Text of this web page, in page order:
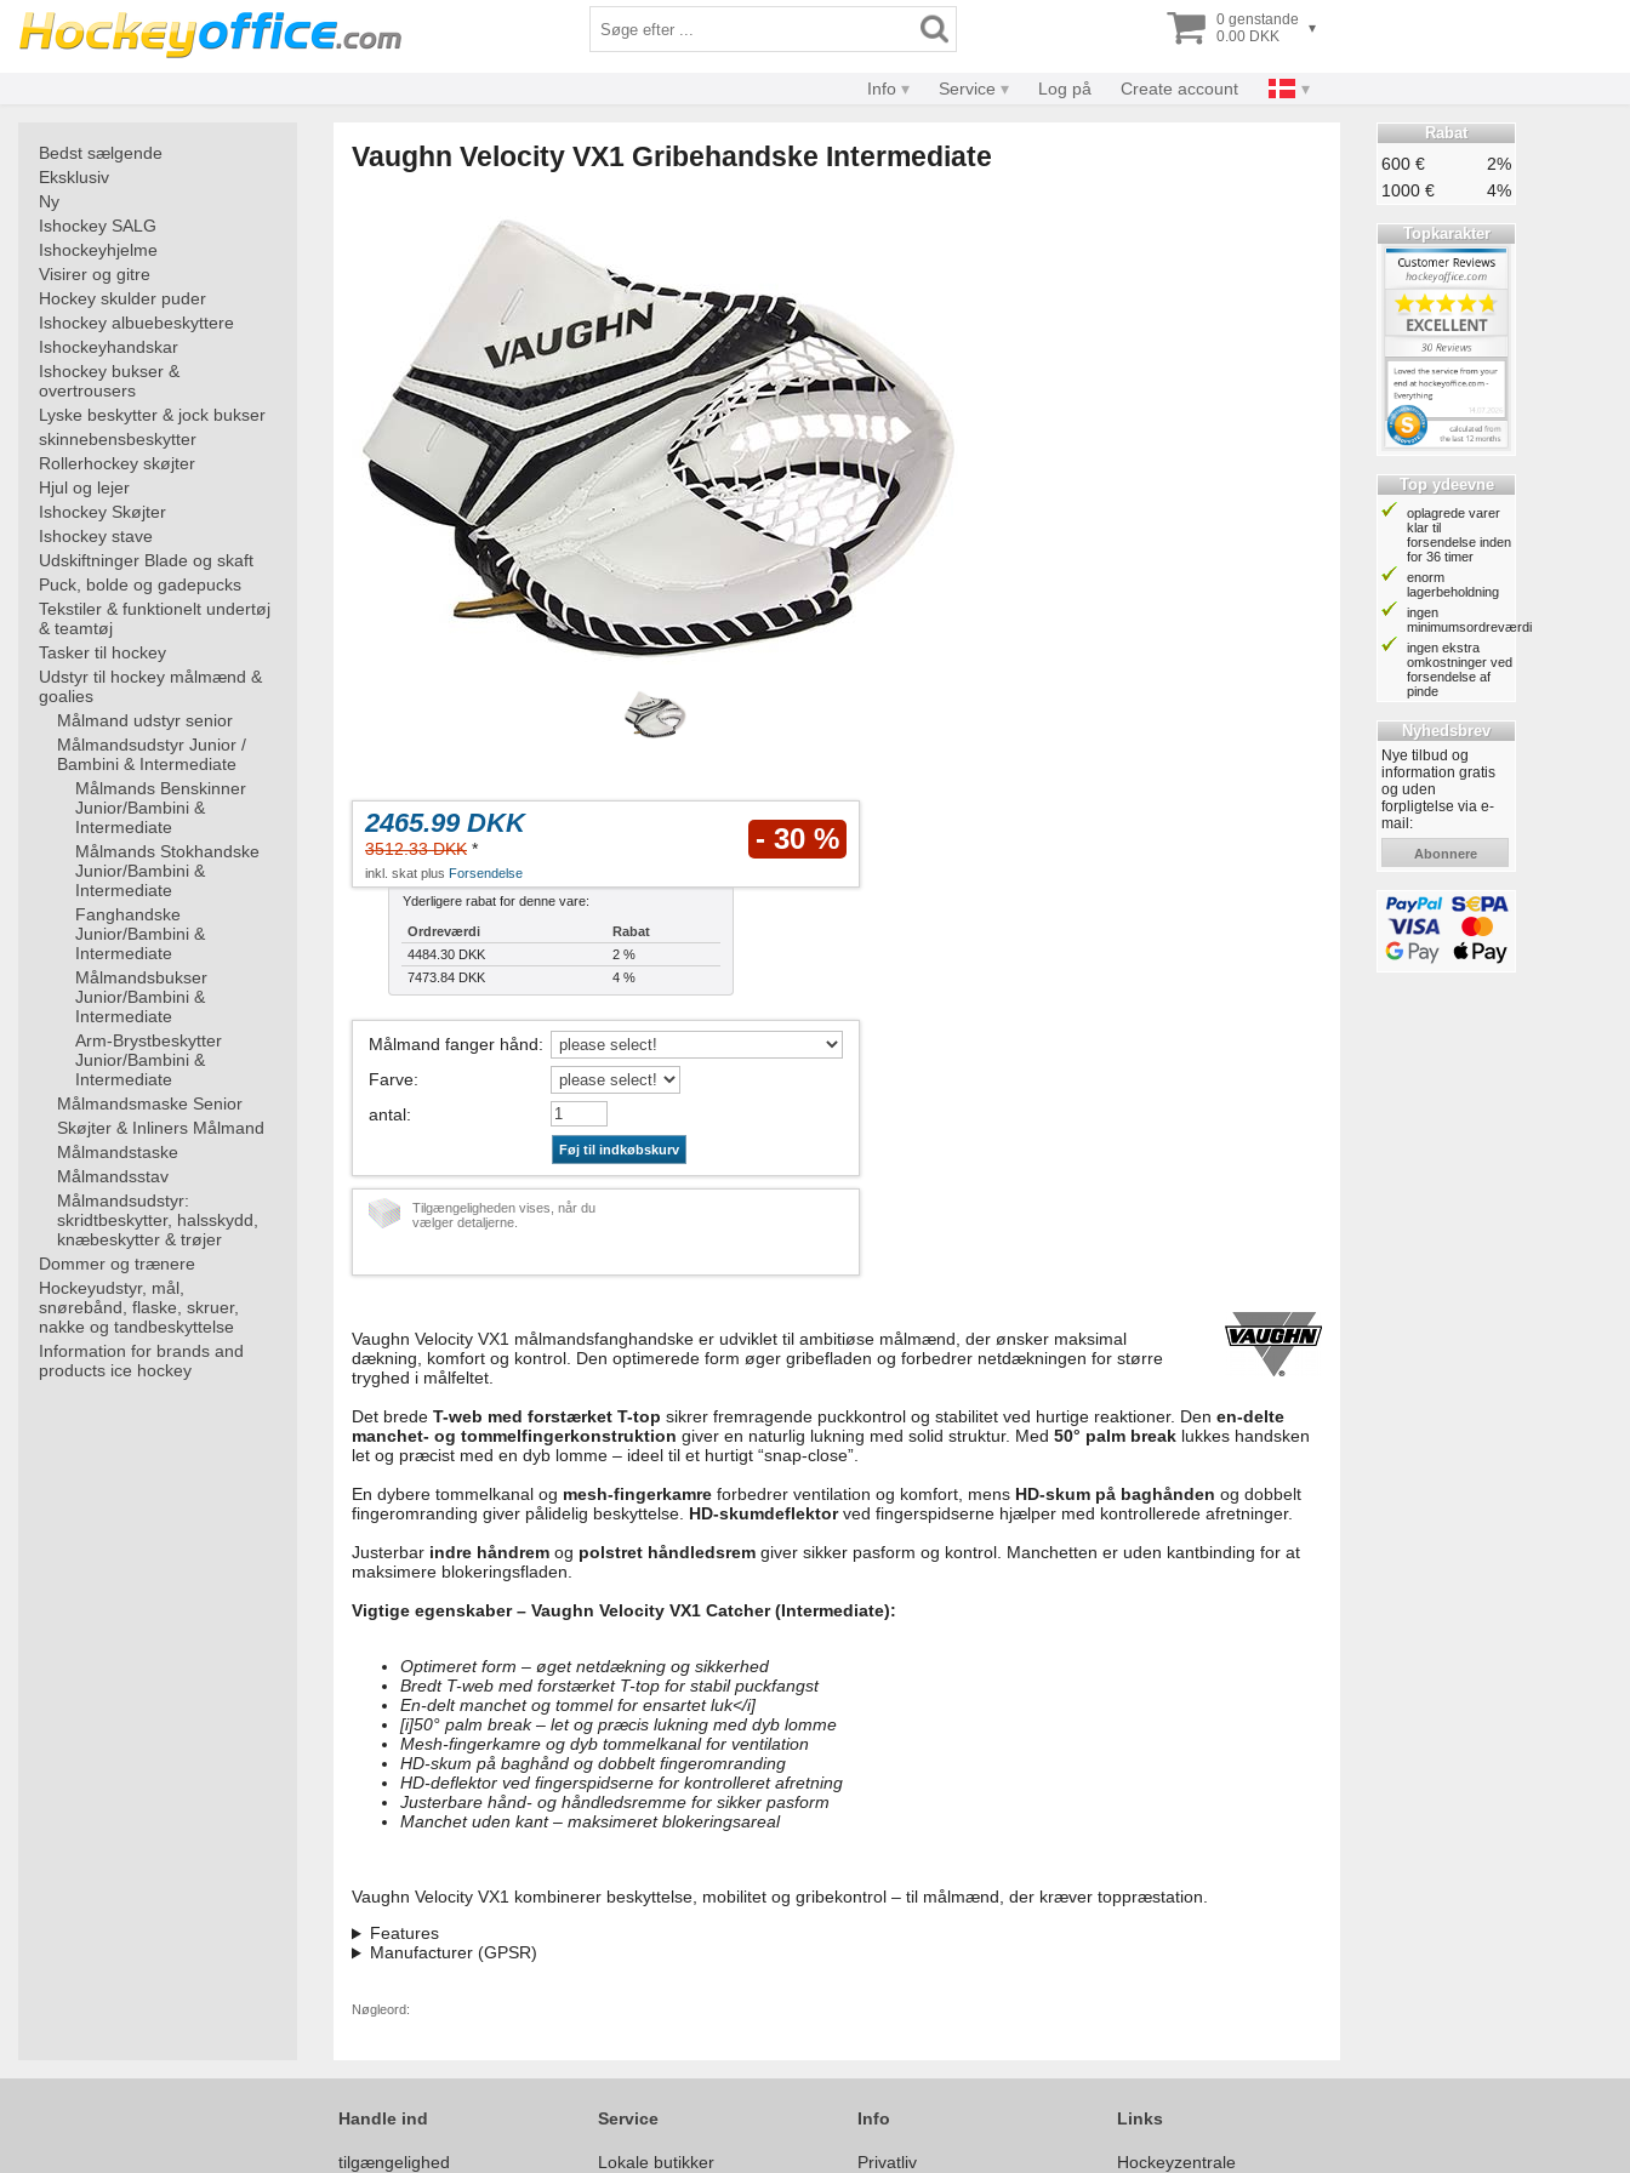
0 genstande
0.00 DKK
▾
Info Service Log på Create account
Bedst sælgende
Eksklusiv
Ny
Ishockey SALG
Ishockeyhjelme
Visirer og gitre
Hockey skulder puder
Ishockey albuebeskyttere
Ishockeyhandskar
Ishockey bukser &
overtrousers
Lyske beskytter & jock bukser
skinnebensbeskytter
Rollerhockey skøjter
Hjul og lejer
Ishockey Skøjter
Ishockey stave
Udskiftninger Blade og skaft
Puck, bolde og gadepucks
Tekstiler & funktionelt undertøj
& teamtøj
Tasker til hockey
Udstyr til hockey målmænd &
goalies
Målmand udstyr senior
Målmandsudstyr Junior /
Bambini & Intermediate
Målmands Benskinner
Junior/Bambini &
Intermediate
Målmands Stokhandske
Junior/Bambini &
Intermediate
Fanghandske
Junior/Bambini &
Intermediate
Målmandsbukser
Junior/Bambini &
Intermediate
Arm-Brystbeskytter
Junior/Bambini &
Intermediate
Målmandsmaske Senior
Skøjter & Inliners Målmand
Målmandstaske
Målmandsstav
Målmandsudstyr:
skridtbeskytter, halsskydd,
knæbeskytter & trøjer
Dommer og trænere
Hockeyudstyr, mål,
snørebånd, flaske, skruer,
nakke og tandbeskyttelse
Information for brands and
products ice hockey
Vaughn Velocity VX1 Gribehandske Intermediate
2465.99 DKK
3512.33 DKK * - 30 %
inkl. skat plus Forsendelse
Yderligere rabat for denne vare:
Ordreværdi
Rabat
4484.30 DKK
2 %
7473.84 DKK
4 %
Målmand fanger hånd:
Farve:
antal:
Føj til indkøbskurv
Tilgængeligheden vises, når du
vælger detaljerne.
Vaughn Velocity VX1 målmandsfanghandske er udviklet til ambitiøse målmænd, der ønsker maksimal
dækning, komfort og kontrol. Den optimerede form øger gribefladen og forbedrer netdækningen for større
tryghed i målfeltet.
Det brede T-web med forstærket T-top sikrer fremragende puckkontrol og stabilitet ved hurtige reaktioner. Den en-delte
manchet- og tommelfingerkonstruktion giver en naturlig lukning med solid struktur. Med 50° palm break lukkes handsken
let og præcist med en dyb lomme – ideel til et hurtigt “snap-close”.
En dybere tommelkanal og mesh-fingerkamre forbedrer ventilation og komfort, mens HD-skum på baghånden og dobbelt
fingeromranding giver pålidelig beskyttelse. HD-skumdeflektorved fingerspidserne hjælper med kontrollerede afretninger.
Justerbar indre håndrem og polstret håndledsrem giver sikker pasform og kontrol. Manchetten er uden kantbinding for at
maksimere blokeringsfladen.
Vigtige egenskaber – Vaughn Velocity VX1 Catcher (Intermediate):
Optimeret form – øget netdækning og sikkerhed
Bredt T-web med forstærket T-top for stabil puckfangst
En-delt manchet og tommel for ensartet luk</i]
[i]50° palm break – let og præcis lukning med dyb lomme
Mesh-fingerkamre og dyb tommelkanal for ventilation
HD-skum på baghånd og dobbelt fingeromranding
HD-deflektor ved fingerspidserne for kontrolleret afretning
Justerbare hånd- og håndledsremme for sikker pasform
Manchet uden kant – maksimeret blokeringsareal
Vaughn Velocity VX1 kombinerer beskyttelse, mobilitet og gribekontrol – til målmænd, der kræver toppræstation.
Features
Manufacturer (GPSR)
Nøgleord:
Rabat
600 €
2%
1000 €
4%
Topkarakter
Top ydeevne
oplagrede varer
klar til
forsendelse inden
for 36 timer
enorm
lagerbeholdning
ingen
minimumsordreværdi
ingen ekstra
omkostninger ved
forsendelse af
pinde
Nyhedsbrev
Nye tilbud og
information gratis
og uden
forpligtelse via e-
mail:
Abonnere
Handle ind
tilgængelighed
Service
Lokale butikker
Info
Privatliv
Links
Hockeyzentrale